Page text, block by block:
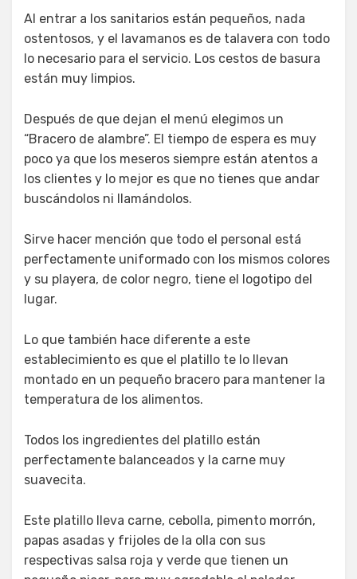
Al entrar a los sanitarios están pequeños, nada
ostentosos, y el lavamanos es de talavera con todo
lo necesario para el servicio. Los cestos de basura
están muy limpios.
Después de que dejan el menú elegimos un
“Bracero de alambre”. El tiempo de espera es muy
poco ya que los meseros siempre están atentos a
los clientes y lo mejor es que no tienes que andar
buscándolos ni llamándolos.
Sirve hacer mención que todo el personal está
perfectamente uniformado con los mismos colores
y su playera, de color negro, tiene el logotipo del
lugar.
Lo que también hace diferente a este
establecimiento es que el platillo te lo llevan
montado en un pequeño bracero para mantener la
temperatura de los alimentos.
Todos los ingredientes del platillo están
perfectamente balanceados y la carne muy
suavecita.
Este platillo lleva carne, cebolla, pimento morrón,
papas asadas y frijoles de la olla con sus
respectivas salsa roja y verde que tienen un